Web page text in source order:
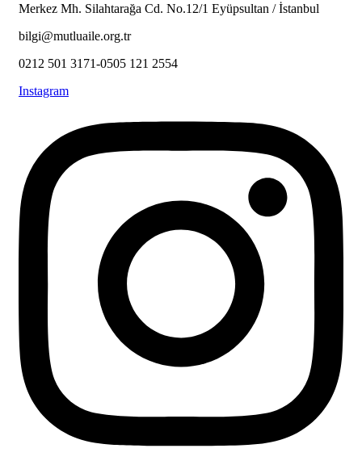
Merkez Mh. Silahtarağa Cd. No.12/1 Eyüpsultan / İstanbul
bilgi@mutluaile.org.tr
0212 501 3171-0505 121 2554
Instagram